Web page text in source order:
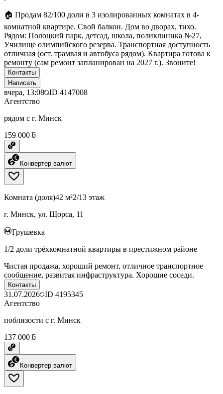
🏠 Продам 82/100 доли в 3 изолированных комнатах в 4-
комнатной квартире. Свой балкон. Дом во дворах, тихо.
Рядом: Полоцкий парк, детсад, школа, поликлиника №27,
Училище олимпийского резерва. Транспортная доступность
отличная (ост. трамвая и автобуса рядом). Квартира готова к
ремонту (сам ремонт запланирован на 2027 г.). Звоните!
Контакты
Написать
вчера, 13:08 ID 4147008
Агентство
рядом с г. Минск
159 000 ƃ
Конвертер валют
Комната (доля)42 м²2/13 этаж
г. Минск, ул. Щорса, 11
Грушевка
1/2 доли трёхкомнатной квартиры в престижном районе
Чистая продажа, хороший ремонт, отличное транспортное
сообщение, развитая инфраструктура. Хорошие соседи.
Контакты
31.07.2026 ID 4195345
Агентство
поблизости с г. Минск
137 000 ƃ
Конвертер валют